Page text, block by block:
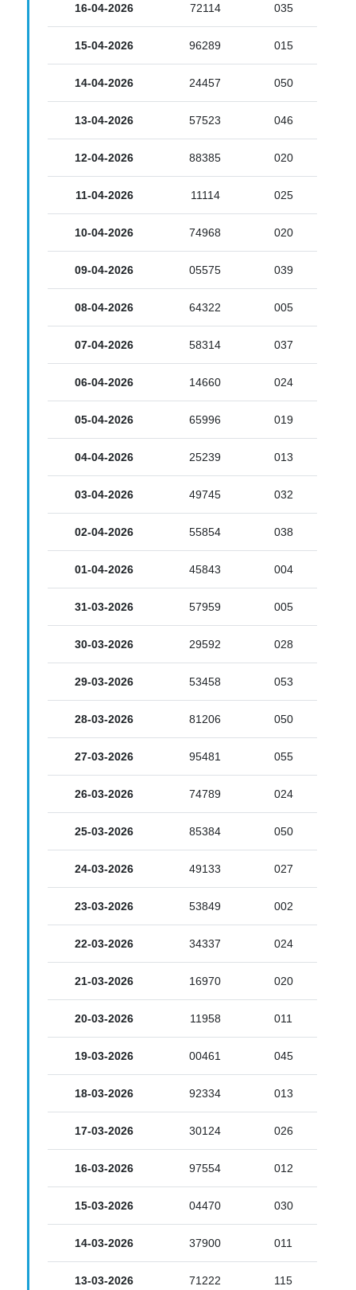
16-04-2026 72114 035
15-04-2026 96289 015
14-04-2026 24457 050
13-04-2026 57523 046
12-04-2026 88385 020
11-04-2026 11114 025
10-04-2026 74968 020
09-04-2026 05575 039
08-04-2026 64322 005
07-04-2026 58314 037
06-04-2026 14660 024
05-04-2026 65996 019
04-04-2026 25239 013
03-04-2026 49745 032
02-04-2026 55854 038
01-04-2026 45843 004
31-03-2026 57959 005
30-03-2026 29592 028
29-03-2026 53458 053
28-03-2026 81206 050
27-03-2026 95481 055
26-03-2026 74789 024
25-03-2026 85384 050
24-03-2026 49133 027
23-03-2026 53849 002
22-03-2026 34337 024
21-03-2026 16970 020
20-03-2026 11958 011
19-03-2026 00461 045
18-03-2026 92334 013
17-03-2026 30124 026
16-03-2026 97554 012
15-03-2026 04470 030
14-03-2026 37900 011
13-03-2026 71222 115